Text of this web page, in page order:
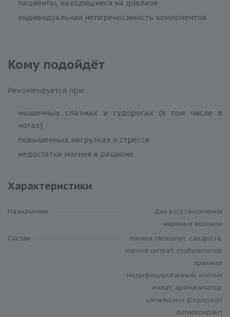
пациенты, находящиеся на диализе
индивидуальная непереносимость компонентов
Кому подойдёт
Рекомендуется при:
мышечных спазмах и судорогах (в том числе в
ногах)
повышенных нагрузках и стрессе
недостатке магния в рационе
Характеристики
Назначение
Для восстановления
нервных волокон
Состав
магния глюконат, сахароза,
магния цитрат, стабилизатор
крахмал
модифицированный, магния
малат, ароматизатор
«Апельсин» (содержит
антиоксидант